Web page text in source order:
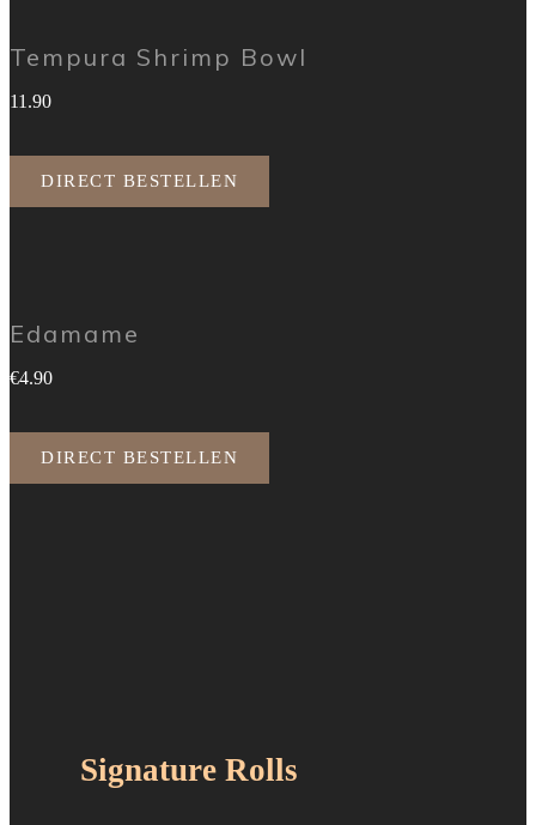
Tempura Shrimp Bowl
11.90
DIRECT BESTELLEN
Edamame
€4.90
DIRECT BESTELLEN
Signature Rolls